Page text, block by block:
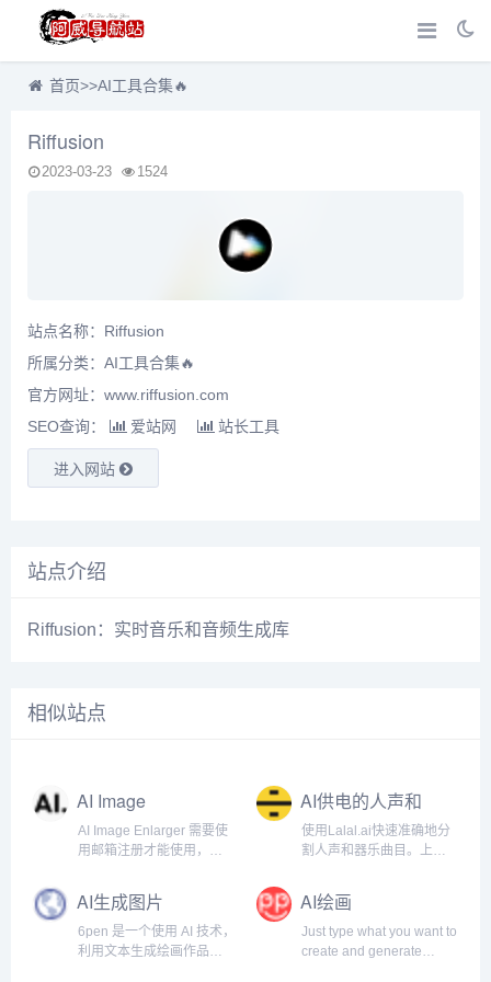
首页>>AI工具合集🔥
Riffusion
2023-03-23 1524
站点名称：Riffusion
所属分类： AI工具合集🔥
官方网址：www.riffusion.com
SEO查询：
爱站网 站长工具
进入网站
站点介绍
Riffusion：实时音乐和音频生成库
相似站点
AI Image
Enlarger
AI Image Enlarger 需要使
用邮箱注册才能使用，注
额度。
AI供电的人声和
器乐曲目清除器
使用Lalal.ai快速准确地分
割人声和器乐曲目。上传
内接收高质量的提取曲
目。.
AI生成图片
6pen 是一个使用 AI 技术，
利用文本生成绘画作品的
AI绘画
Just type what you want to
create and generate